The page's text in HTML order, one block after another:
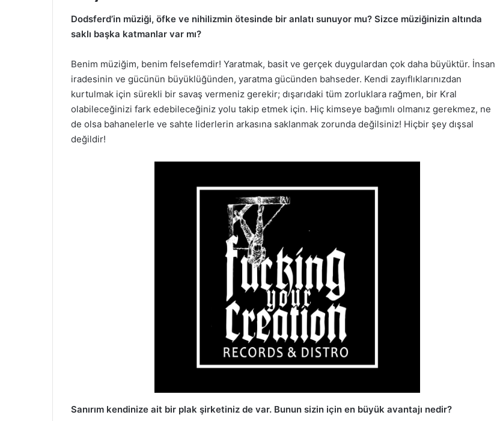
Dodsferd’in müziği, öfke ve nihilizmin ötesinde bir anlatı sunuyor mu? Sizce müziğinizin altında
saklı başka katmanlar var mı?
Benim müziğim, benim felsefemdir! Yaratmak, basit ve gerçek duygulardan çok daha büyüktür. İnsan
iradesinin ve gücünün büyüklüğünden, yaratma gücünden bahseder. Kendi zayıflıklarınızdan
kurtulmak için sürekli bir savaş vermeniz gerekir; dışarıdaki tüm zorluklara rağmen, bir Kral
olabileceğinizi fark edebileceğiniz yolu takip etmek için. Hiç kimseye bağımlı olmanız gerekmez, ne
de olsa bahanelerle ve sahte liderlerin arkasına saklanmak zorunda değilsiniz! Hiçbir şey dışsal
değildir!
Sanırım kendinize ait bir plak şirketiniz de var. Bunun sizin için en büyük avantajı nedir?